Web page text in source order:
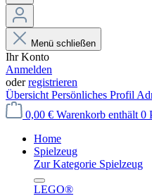
Menü schließen
Ihr Konto
Anmelden
oderregistrieren
Übersicht Persönliches Profil
0,00 € Warenkorb enthält 0
Home
Spielzeug
Zur Kategorie Spielzeug
LEGO®